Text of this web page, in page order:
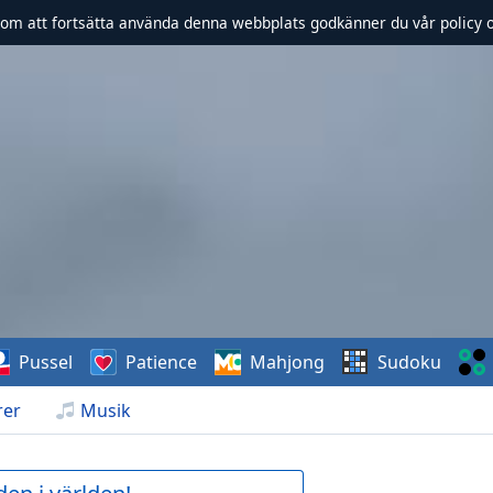
att fortsätta använda denna webbplats godkänner du vår policy
Musik
Pussel Patience Mahjong Sudoku